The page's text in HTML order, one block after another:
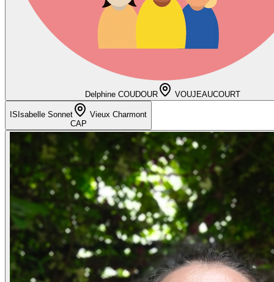
Delphine COUDOUR VOUJEAUCOURT
IS Isabelle Sonnet
Vieux Charmont
CAP